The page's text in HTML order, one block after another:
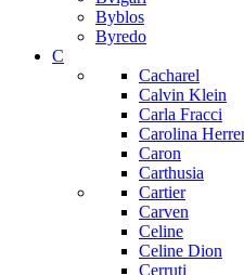
Byblos
Byredo
C
Cacharel
Calvin Klein
Carla Fracci
Carolina
Caron
Carthusia
Cartier
Carven
Celine
Celine Dion
Cerruti